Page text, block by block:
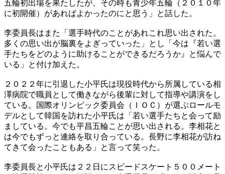
五輪初出場を果たしたが、その時も青少年五輪（２０１０年
に初開催）があればよかったのにと思う」と話した。
李委員長はまた「選手時代のことがあれこれ思い出された。
多くの思い出が脳裏をよぎっていった」とし「今は『若い選
手たちをどのように助けることができるだろうか』と悩んで
いる」と付け加えた。
２０２２年に引退した小平氏は現役時代から所属している相
澤病院で職員として働きながら後輩に対して指導や講演をし
ている。国際オリンピック委員会（ＩＯＣ）が選ぶロールモ
デルとして韓国を訪れた小平氏は「若い選手たちと会って励
ましている。今でも平昌五輪ことが思い出される。李相花と
は今でもずっと連絡を取り合っている。長野に李相花が訪ね
てきて会ったこともある」と言って笑った。
李委員長と小平氏は２２日にスピードスケート５００メート